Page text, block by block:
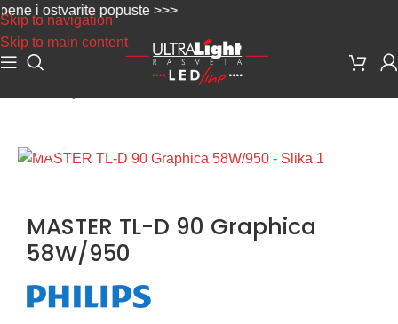
Skip to navigation
Skip to main content
ostvarite popuste >>>
MASTER TL-D 90 Graphica
58W/950